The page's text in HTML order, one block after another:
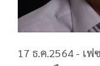
17 ธ.ค.2564 - เฟ